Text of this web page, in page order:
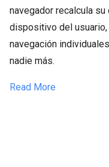
navegador recalcula
dispositivo del
navegación
nadie más.
Read More